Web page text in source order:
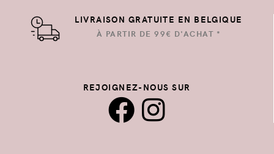
LIVRAISON GRATUITE EN BELGIQUE
À PARTIR DE 99€ D'ACHAT *
REJOIGNEZ-NOUS SUR